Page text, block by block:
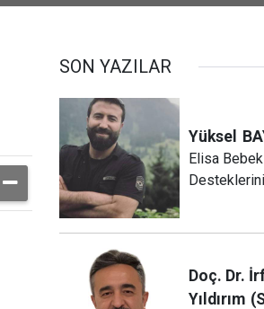
SON YAZILAR
Yüksel
Elisa Bebek
Doç. Dr.
Yıldırım